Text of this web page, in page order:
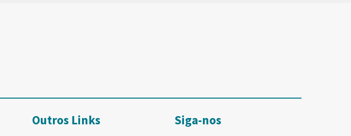
Outros Links Siga-nos